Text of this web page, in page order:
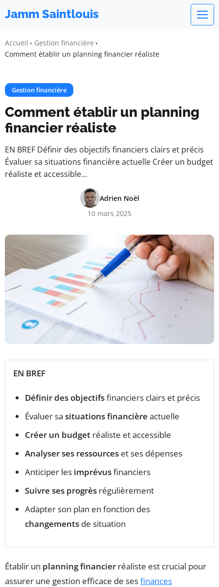
Jamm Saintlouis
Accueil
Gestion financière
Comment établir un planning financier réaliste
Gestion financière
Comment établir un planning
financier réaliste
EN BREF Définir des objectifs financiers clairs et précis
Évaluer sa situations financière actuelle Créer un budget
réaliste et accessible…
Adrien Noël
10 mars 2025
EN BREF
Définir des objectifsfinanciers clairs et précis
Évaluer sa situations financière actuelle
Créer un budget réaliste et accessible
Analyser ses ressources et ses dépenses
Anticiper les imprévusfinanciers
Suivre ses progrès régulièrement
Adapter son plan en fonction des
changements de situation
Établir un planning financier réaliste est crucial pour
assurer une gestion efficace de sesfinances